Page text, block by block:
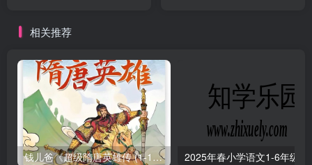
相关推荐
钱儿爸《超级隋唐英雄传 (1-10季) +超级隋唐英雄后传 (1-4季）